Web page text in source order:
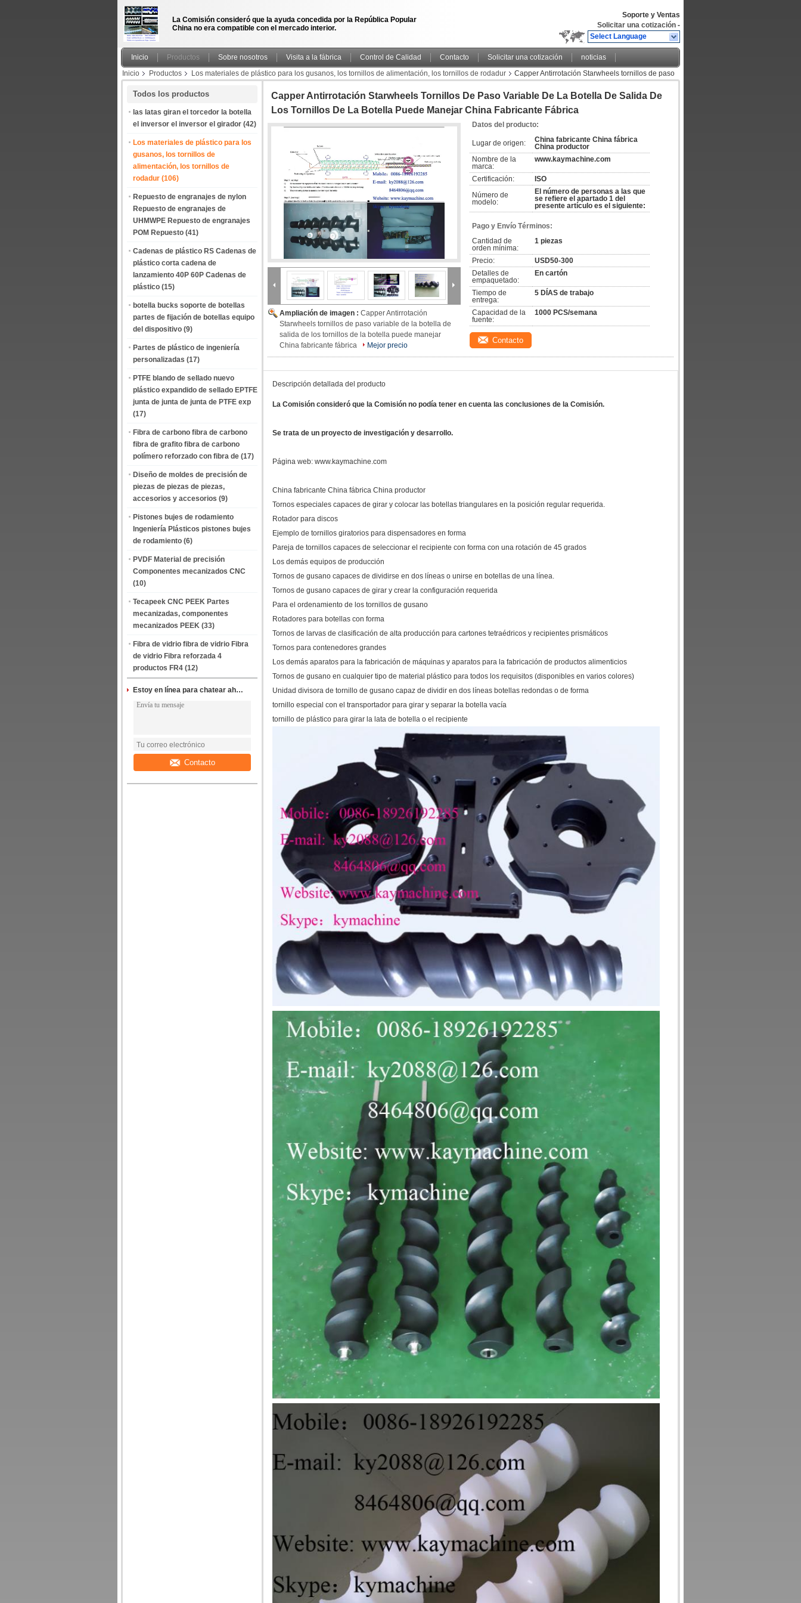
La Comisión consideró que la ayuda concedida por la República Popular
China no era compatible con el mercado interior.
Soporte y Ventas
Solicitar una cotización -
Select Language
Inicio Productos Sobre nosotros Visita a la fábrica Control de Calidad Contacto Solicitar una cotización
noticias
Inicio
Productos Los materiales de plástico para los gusanos, los tornillos de alimentación, los tornillos de rodadur
Capper Antirrotación Starwheels tornillos de paso
Todos los productos
las latas giran el torcedor la botella
el inversor el inversor el girador (42)
Los materiales de plástico para los
gusanos, los tornillos de
alimentación, los tornillos de
rodadur (106)
Repuesto de engranajes de nylon
Repuesto de engranajes de
UHMWPE Repuesto de engranajes
POM Repuesto (41)
Cadenas de plástico RS Cadenas de
plástico corta cadena de
lanzamiento 40P 60P Cadenas de
plástico (15)
botella bucks soporte de botellas
partes de fijación de botellas equipo
del dispositivo (9)
Partes de plástico de ingeniería
personalizadas (17)
PTFE blando de sellado nuevo
plástico expandido de sellado EPTFE
junta de junta de junta de PTFE exp
(17)
Fibra de carbono fibra de carbono
fibra de grafito fibra de carbono
polímero reforzado con fibra de (17)
Diseño de moldes de precisión de
piezas de piezas de piezas,
accesorios y accesorios (9)
Pistones bujes de rodamiento
Ingeniería Plásticos pistones bujes
de rodamiento (6)
PVDF Material de precisión
Componentes mecanizados CNC
(10)
Tecapeek CNC PEEK Partes
mecanizadas, componentes
mecanizados PEEK (33)
Fibra de vidrio fibra de vidrio Fibra
de vidrio Fibra reforzada 4
productos FR4 (12)
Estoy en línea para chatear ahora
Contacto
Capper Antirrotación Starwheels Tornillos De Paso Variable De La Botella De Salida De
Los Tornillos De La Botella Puede Manejar China Fabricante Fábrica
Ampliación de imagen : Capper Antirrotación
Starwheels tornillos de paso variable de la botella de
salida de los tornillos de la botella puede manejar
China fabricante fábrica
Mejor precio
Datos del producto:
Lugar de origen:
China fabricante China fábrica
China productor
Nombre de la
marca:
www.kaymachine.com
Certificación:
ISO
Número de
modelo:
El número de personas a las que
se refiere el apartado 1 del
presente artículo es el siguiente:
Pago y Envío Términos:
Cantidad de
orden mínima:
1 piezas
Precio:
USD50-300
Detalles de
empaquetado:
En cartón
Tiempo de
entrega:
5 DÍAS de trabajo
Capacidad de la
fuente:
1000 PCS/semana
Contacto
Descripción detallada del producto
La Comisión consideró que la Comisión no podía tener en cuenta las conclusiones de la Comisión.
Se trata de un proyecto de investigación y desarrollo.
Página web: www.kaymachine.com
China fabricante China fábrica China productor
Tornos especiales capaces de girar y colocar las botellas triangulares en la posición regular requerida.
Rotador para discos
Ejemplo de tornillos giratorios para dispensadores en forma
Pareja de tornillos capaces de seleccionar el recipiente con forma con una rotación de 45 grados
Los demás equipos de producción
Tornos de gusano capaces de dividirse en dos líneas o unirse en botellas de una línea.
Tornos de gusano capaces de girar y crear la configuración requerida
Para el ordenamiento de los tornillos de gusano
Rotadores para botellas con forma
Tornos de larvas de clasificación de alta producción para cartones tetraédricos y recipientes prismáticos
Tornos para contenedores grandes
Los demás aparatos para la fabricación de máquinas y aparatos para la fabricación de productos alimenticios
Tornos de gusano en cualquier tipo de material plástico para todos los requisitos (disponibles en varios colores)
Unidad divisora de tornillo de gusano capaz de dividir en dos líneas botellas redondas o de forma
tornillo especial con el transportador para girar y separar la botella vacía
tornillo de plástico para girar la lata de botella o el recipiente